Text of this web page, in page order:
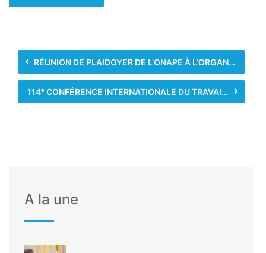
RÉUNION DE PLAIDOYER DE L’ONAPE À L’ORGANISATION INTERNATIONALE DU TRAVAIL (OIT) À GENÈVE
114ᵉ CONFÉRENCE INTERNATIONALE DU TRAVAIL- 2ÈME JOURNÉE : LES TRAVAUX SE POURSUIVENT À GENÈVE
A la une